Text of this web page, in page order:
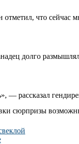
что сейчас
долго
— рассказал
сюрпризы